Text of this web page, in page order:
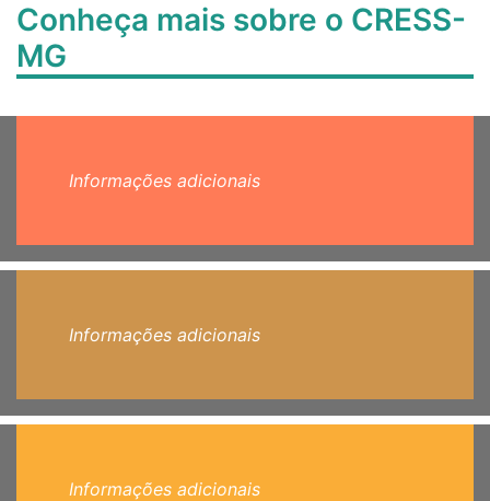
Conheça mais sobre o CRESS-
MG
Informações adicionais
Informações adicionais
Informações adicionais